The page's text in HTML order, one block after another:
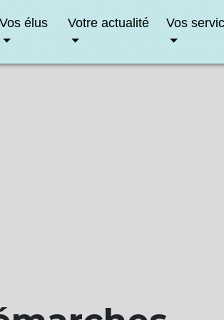
Vos élus Votre actualité Vos